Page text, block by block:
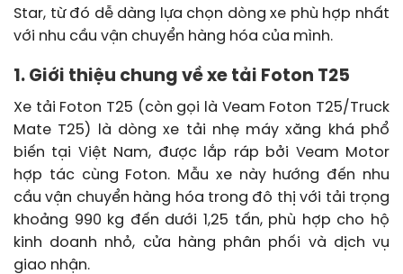
Star, từ đó dễ dàng lựa chọn dòng xe phù hợp nhất
với nhu cầu vận chuyển hàng hóa của mình.
1. Giới thiệu chung về xe tải Foton T25
Xe tải Foton T25 (còn gọi là Veam Foton T25/Truck
Mate T25) là dòng xe tải nhẹ máy xăng khá phổ
biến tại Việt Nam, được lắp ráp bởi Veam Motor
hợp tác cùng Foton. Mẫu xe này hướng đến nhu
cầu vận chuyển hàng hóa trong đô thị với tải trọng
khoảng 990 kg đến dưới 1,25 tấn, phù hợp cho hộ
kinh doanh nhỏ, cửa hàng phân phối và dịch vụ
giao nhận.